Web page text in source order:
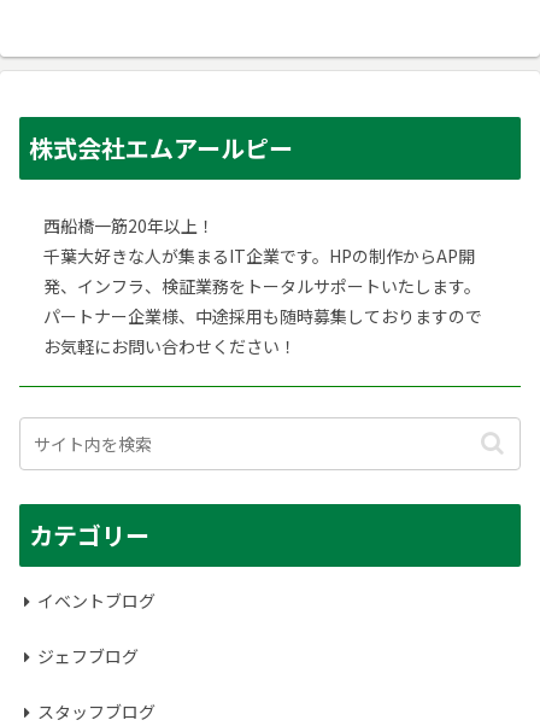
株式会社エムアールピー
西船橋一筋20年以上！
千葉大好きな人が集まるIT企業です。HPの制作からAP開
発、インフラ、検証業務をトータルサポートいたします。
パートナー企業様、中途採用も随時募集しておりますので
お気軽にお問い合わせください！
カテゴリー
イベントブログ
ジェフブログ
スタッフブログ